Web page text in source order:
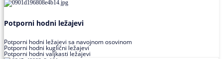
Potporni hodni ležajevi
Potporni hodni ležajevi sa navojnom osovinom
Potporni hodni kuglični ležajevi
Potporni hodni valjkasti ležajevi